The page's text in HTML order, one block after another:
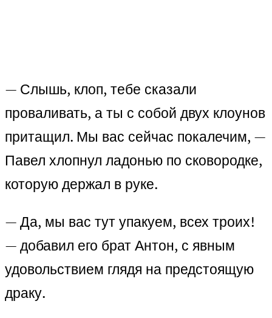
— Слышь, клоп, тебе сказали
проваливать, а ты с собой двух клоунов
притащил. Мы вас сейчас покалечим, —
Павел хлопнул ладонью по сковородке,
которую держал в руке.
— Да, мы вас тут упакуем, всех троих!
— добавил его брат Антон, с явным
удовольствием глядя на предстоящую
драку.